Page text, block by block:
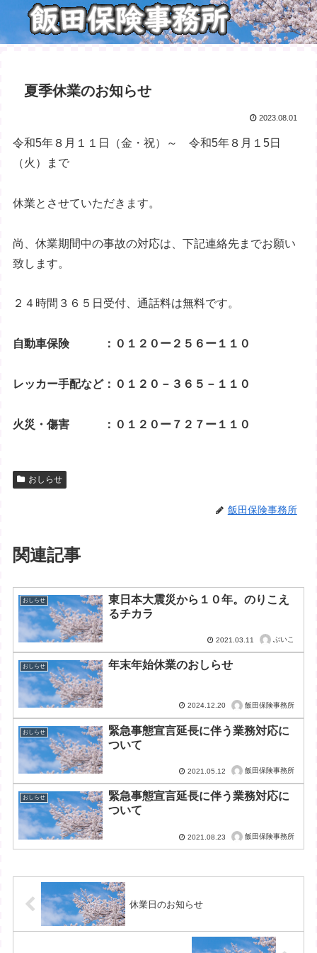
夏季休業のお知らせ
2023.08.01
令和5年８月１１日（金・祝）～ 令和5年８月１5日
（火）まで
休業とさせていただきます。
尚、休業期間中の事故の対応は、下記連絡先までお願い
致します。
２４時間３６５日受付、通話料は無料です。
自動車保険 ：０１２０ー２５６ー１１０
レッカー手配など：０１２０－３６５－１１０
火災・傷害 ：０１２０ー７２７ー１１０
おしらせ
飯田保険事務所
関連記事
おしらせ
東日本大震災から１０年。のりこえ
るチカラ
2021.03.11 ぶいこ
おしらせ 年末年始休業のおしらせ
2024.12.20 飯田保険事務所
おしらせ
緊急事態宣言延長に伴う業務対応に
ついて
2021.05.12 飯田保険事務所
おしらせ
緊急事態宣言延長に伴う業務対応に
ついて
2021.08.23 飯田保険事務所
休業日のお知らせ